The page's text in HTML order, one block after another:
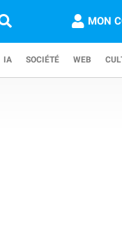
MON
IA SOCIÉTÉ WEB